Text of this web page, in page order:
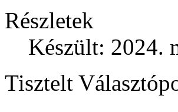
Részletek
Készült: 2024.
Tisztelt